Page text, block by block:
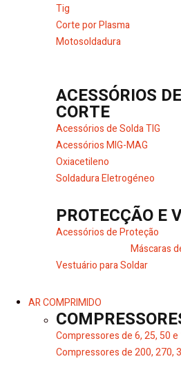
Tig
Corte por Plasma
Motosoldadura
ACESSÓRIOS
CORTE
Acessórios de Solda TIG
Acessórios MIG-MAG
Oxiacetileno
Soldadura Eletrogéneo
PROTECÇÃO E
Acessórios de
Máscaras
Vestuário para Soldar
AR COMPRIMIDO
Compressores de 6, 25, 50
Compressores de 200, 270,